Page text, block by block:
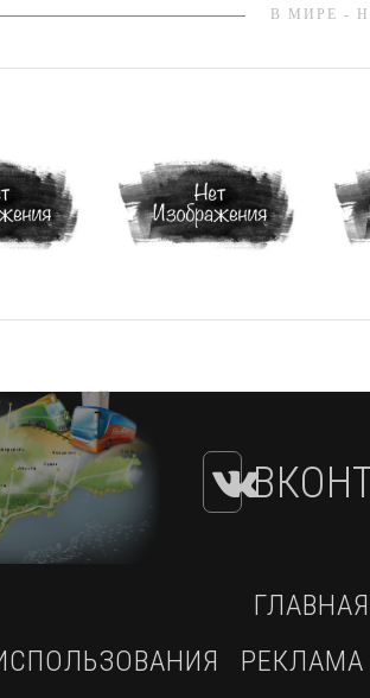
В МИРЕ -
ГЛАВНАЯ
РЕКЛАМА